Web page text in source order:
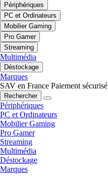
Périphériques
PC et Ordinateurs
Mobilier Gaming
Pro Gamer
Streaming
Multimédia
Déstockage
Marques
SAV en France Paiement sécurisé
Rechercher
Périphériques
PC et Ordinateurs
Mobilier Gaming
Pro Gamer
Streaming
Multimédia
Déstockage
Marques